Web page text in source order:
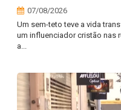
07/08/2026
Um sem-teto teve a vida
um influenciador cristão nas
a...